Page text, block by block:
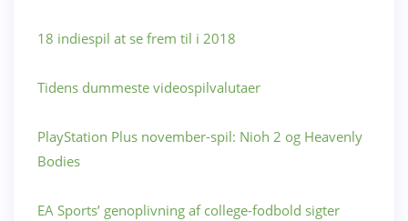
18 indiespil at se frem til i 2018
Tidens dummeste videospilvalutaer
PlayStation Plus november-spil: Nioh 2 og Heavenly
Bodies
EA Sports’ genoplivning af college-fodbold sigter